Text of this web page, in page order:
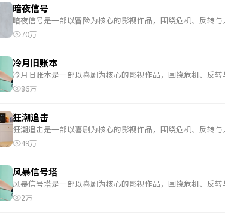
暗夜信号
暗夜信号是一部以冒险为核心的影视作品，围绕危机、反转
70万
冷月旧账本
冷月旧账本是一部以喜剧为核心的影视作品，围绕危机、反
86万
狂潮追击
狂潮追击是一部以喜剧为核心的影视作品，围绕危机、反转
49万
风暴信号塔
风暴信号塔是一部以喜剧为核心的影视作品，围绕危机、反
2万